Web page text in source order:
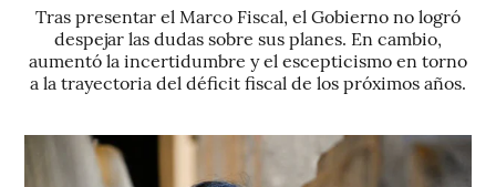
Tras presentar el Marco Fiscal, el Gobierno no logró
despejar las dudas sobre sus planes. En cambio,
aumentó la incertidumbre y el escepticismo en torno
a la trayectoria del déficit fiscal de los próximos años.